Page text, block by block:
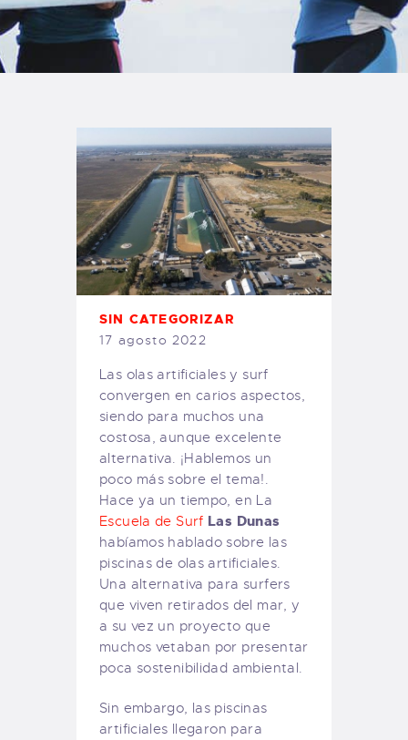
TIENDA FAMILY SURFERS
WEBCAM SALINAS
PEDIDOS
SIN CATEGORIZAR
17 agosto 2022
Las olas artificiales y surf
convergen en carios aspectos,
siendo para muchos una
costosa, aunque excelente
alternativa. ¡Hablemos un
poco más sobre el tema!.
Hace ya un tiempo, en La
Escuela de Surf Las Dunas
habíamos hablado sobre las
piscinas de olas artificiales.
Una alternativa para surfers
que viven retirados del mar, y
a su vez un proyecto que
muchos vetaban por presentar
poca sostenibilidad ambiental.
Sin embargo, las piscinas
artificiales llegaron para